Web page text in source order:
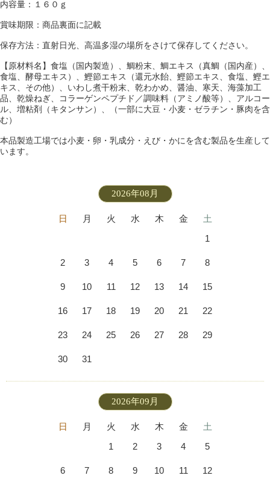
内容量：１６０ｇ
賞味期限：商品裏面に記載
保存方法：直射日光、高温多湿の場所をさけて保存してください。
【原材料名】食塩（国内製造）、鯛粉末、鯛エキス（真鯛（国内産）、
食塩、酵母エキス）、鰹節エキス（還元水飴、鰹節エキス、食塩、鰹エ
キス、その他）、いわし煮干粉末、乾わかめ、醤油、寒天、海藻加工
品、乾燥ねぎ、コラーゲンペプチド／調味料（アミノ酸等）、アルコー
ル、増粘剤（キタンサン）、（一部に大豆・小麦・ゼラチン・豚肉を含
む）
本品製造工場では小麦・卵・乳成分・えび・かにを含む製品を生産して
います。
2026年08月
日 月 火 水 木 金
土
1
2 3 4 5 6 7 8
9 10 11 12 13 14 15
16 17 18 19 20 21 22
23 24 25 26 27 28 29
30 31
2026年09月
日 月 火 水 木 金
土
1
2 3 4 5
6 7 8 9 10 11 12